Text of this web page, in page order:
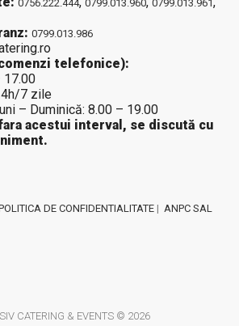
0756.222.444 0799.013.960 0799.013.961
0799.013.986
telefonice):
17.00
7 zile
– Duminică: 8.00 – 19.00
acestui interval, se discută cu
DE CONFIDENTIALITATE | ANPC SAL
CATERING & EVENTS © 2026